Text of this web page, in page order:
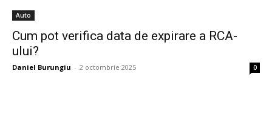
Auto
Cum pot verifica data de expirare a RCA-
ului?
Daniel Burungiu - 2 octombrie 2025 0